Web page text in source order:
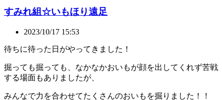
すみれ組☆いもほり遠足
2023/10/17 15:53
待ちに待った日がやってきました！
掘っても掘っても、なかなかおいもが顔を出してくれず苦戦
する場面もありましたが、
みんなで力を合わせてたくさんのおいもを掘りました！！